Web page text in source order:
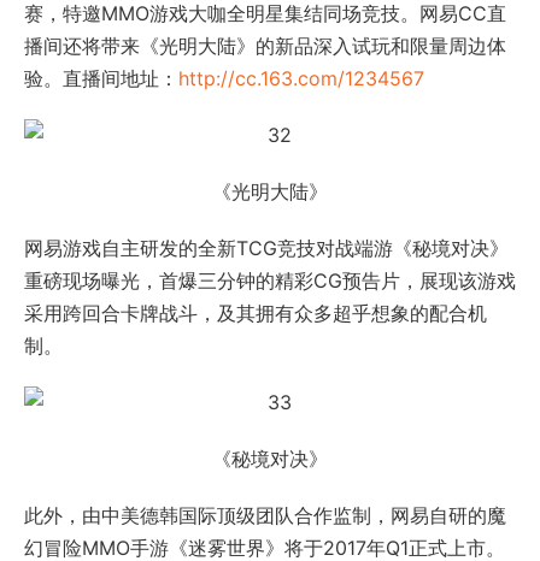
赛，特邀MMO游戏大咖全明星集结同场竞技。网易CC直
播间还将带来《光明大陆》的新品深入试玩和限量周边体
验。直播间地址： http://cc.163.com/1234567
《光明大陆》
网易游戏自主研发的全新TCG竞技对战端游《秘境对决》
重磅现场曝光，首爆三分钟的精彩CG预告片，展现该游戏
采用跨回合卡牌战斗，及其拥有众多超乎想象的配合机
制。
《秘境对决》
此外，由中美德韩国际顶级团队合作监制，网易自研的魔
幻冒险MMO手游《迷雾世界》将于2017年Q1正式上市。